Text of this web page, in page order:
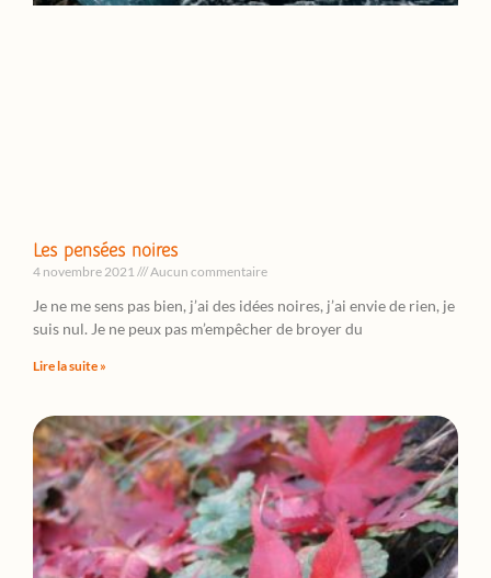
Les pensées noires
4 novembre 2021 Aucun commentaire
Je ne me sens pas bien, j’ai des idées noires, j’ai envie de rien, je
suis nul. Je ne peux pas m’empêcher de broyer du
Lire la suite »